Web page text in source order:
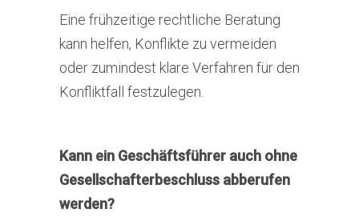
Eine frühzeitige rechtliche Beratung
kann helfen, Konflikte zu vermeiden
oder zumindest klare Verfahren für den
Konfliktfall festzulegen.
Kann ein Geschäftsführer auch ohne
Gesellschafterbeschluss abberufen
werden?